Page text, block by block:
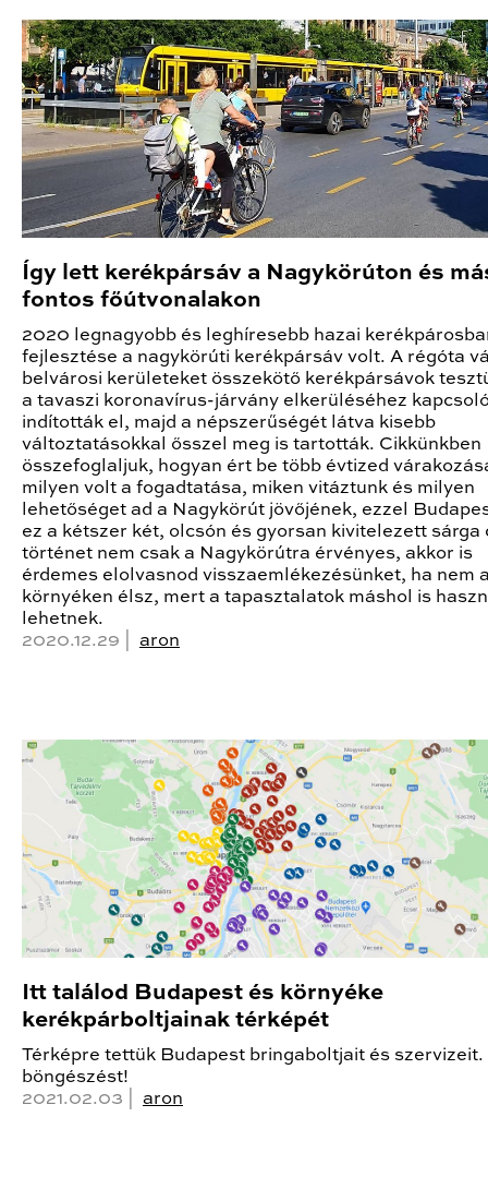
Így lett kerékpársáv a Nagykörúton és
fontos főútvonalakon
2020 legnagyobb és leghíresebb hazai
fejlesztése a nagykörúti kerékpársáv volt. A régóta
belvárosi kerületeket összekötő kerékpársávok
a tavaszi koronavírus-járvány elkerüléséhez
indították el, majd a népszerűségét látva kisebb
változtatásokkal ősszel meg is tartották. Cikkünkben
összefoglaljuk, hogyan ért be több évtized
milyen volt a fogadtatása, miken vitáztunk és milyen
lehetőséget ad a Nagykörút jövőjének, ezzel
ez a kétszer két, olcsón és gyorsan kivitelezett sárga
történet nem csak a Nagykörútra érvényes, akkor is
érdemes elolvasnod visszaemlékezésünket, ha nem
környéken élsz, mert a tapasztalatok máshol is
lehetnek.
2020.12.29 | aron
Itt találod Budapest és környéke
kerékpárboltjainak térképét
Térképre tettük Budapest bringaboltjait és szervizeit.
böngészést!
2021.02.03 | aron